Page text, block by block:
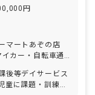
円
マートあぞの店
後等デイサービス
童に課題・訓練・